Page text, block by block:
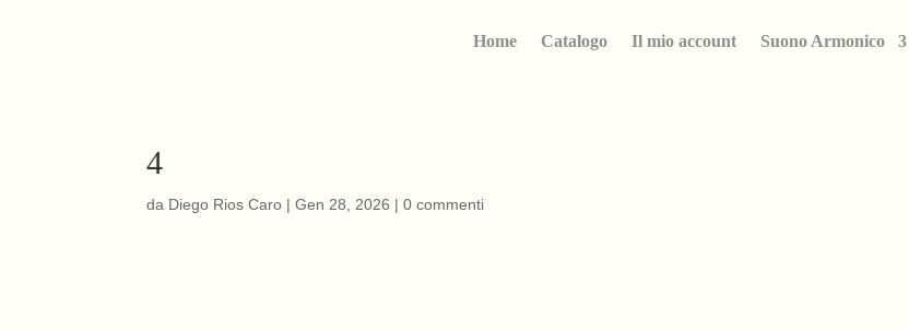
Home Catalogo Il mio account Suono Armonico
4
da Diego Rios Caro |Gen 28, 2026 |0 commenti